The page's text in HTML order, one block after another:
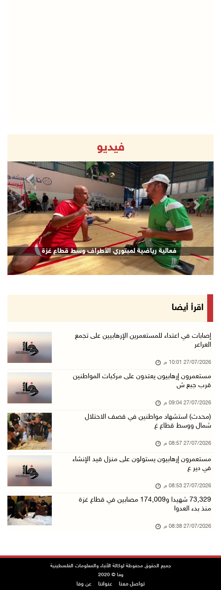
فيديو
فعالية رياضية لمبتوري الأطراف وسط قطاع غزة
Next
اقرأ أيضا
إصابات في اعتداء للمستعمرين الإرهابيين على تجمع
العراعر
27/07/2026 10:01 م
مستعمرون إرهابيون يعتدون على مركبات المواطنين
قرب جبع ش
27/07/2026 09:04 م
(محدث) استشهاد مواطنين في قصف الاحتلال
شمال ووسط قطاع غ
27/07/2026 08:57 م
مستعمرون إرهابيون يستولون على منزل قيد الإنشاء
في دير ع
27/07/2026 08:53 م
73,329 شهيدا و174,009 مصابين في قطاع غزة
منذ بدء العدوا
27/07/2026 08:38 م
جميع الحقوق محفوظة لوكالة الأنباء والمعلومات الفلسطينية
وفا © 2020
تواصل معنا عنواننا عن وفا